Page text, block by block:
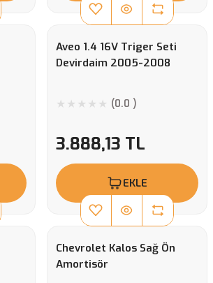
Aveo 1.4 16V Triger Seti
Devirdaim 2005-2008
(0.0 )
3.888,13 TL
EKLE
Chevrolet Kalos Sağ Ön
Amortisör